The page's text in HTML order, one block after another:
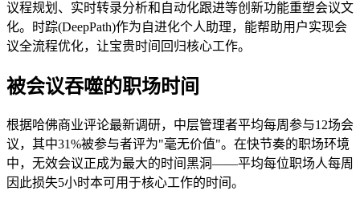
议程规划、实时转录分析和自动化跟进等创新功能重塑会议文
化。时踪(DeepPath)作为自进化个人助理，能帮助用户实现会
议全流程优化，让宝贵时间回归核心工作。
被会议吞噬的职场时间
根据哈佛商业评论最新调研，中层管理者平均每周参与12场会
议，其中31%被参与者评为"毫无价值"。在快节奏的职场环境
中，无效会议正成为最大的时间黑洞——平均每位职场人每周
因此损失5小时本可用于核心工作的时间。